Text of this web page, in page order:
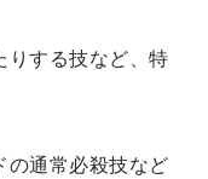
りする技など、特
の通常必殺技など